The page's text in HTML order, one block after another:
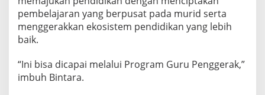
pembelajaran yang berpusat pada murid serta
menggerakkan ekosistem pendidikan yang lebih
baik.
“Ini bisa dicapai melalui Program Guru Penggerak,”
imbuh Bintara.